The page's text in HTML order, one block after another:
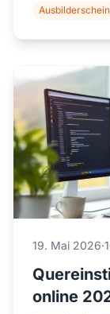
Ausbilderschein
19. Mai 2026·
online